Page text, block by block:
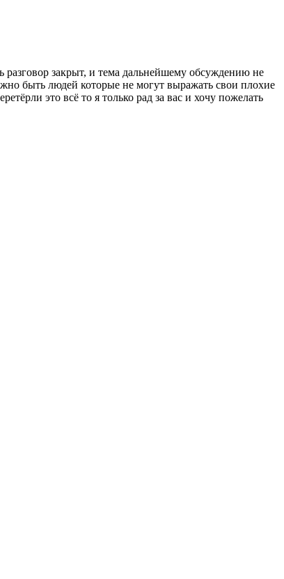
разговор закрыт, и тема дальнейшему обсуждению не
быть людей которые не могут выражать свои плохие
это всё то я только рад за вас и хочу пожелать